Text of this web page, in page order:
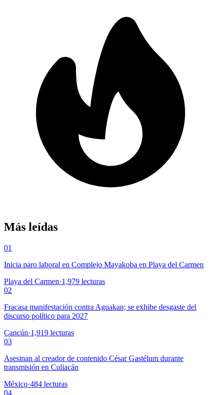
Más leídas
01
Inicia paro laboral en Complejo Mayakoba en Playa del Carmen
Playa del Carmen·1,979 lecturas
02
Fracasa manifestación contra Aguakan; se exhibe desgaste del
discurso político para 2027
Cancún·1,919 lecturas
03
Asesinan al creador de contenido César Gastélum durante
transmisión en Culiacán
México·484 lecturas
04